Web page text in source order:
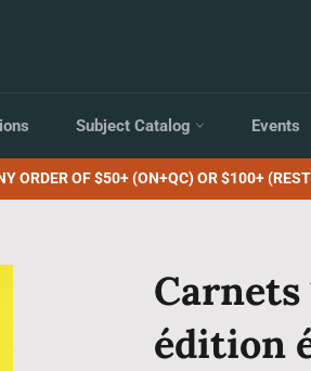
Subject Catalog Events
ORDER OF $50+ (ON+QC) OR $100+
Carnets
édition